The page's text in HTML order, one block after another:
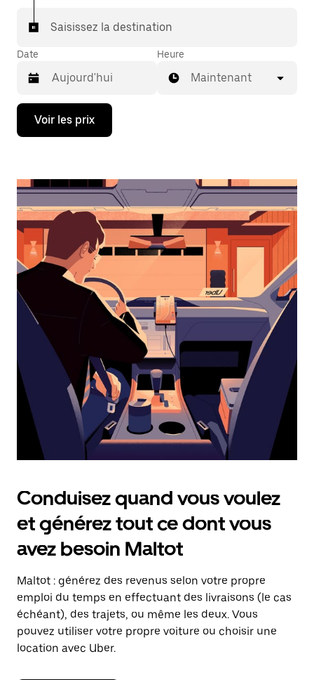
Saisissez la destination
Date
Appuyez
la
bas
ouvrir
le
calendrier
sélectionner
une
date.
Appuyez
sur
touche
pour
fermer
le
calendrier.
Heure
Maintenant
Voir les prix
Conduisez quand vous voulez
et générez tout ce dont vous
avez besoin Maltot
Maltot : générez des revenus selon votre propre
emploi du temps en effectuant des livraisons (le cas
échéant), des trajets, ou même les deux. Vous
pouvez utiliser votre propre voiture ou choisir une
location avec Uber.